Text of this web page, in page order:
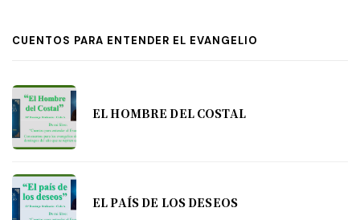
CUENTOS PARA ENTENDER EL EVANGELIO
EL HOMBRE DEL COSTAL
EL PAÍS DE LOS DESEOS